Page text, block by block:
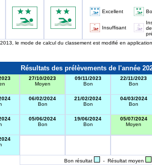
Excellent
Insuffisant
de
le mode de calcul du classement est modifié en
Résultats des prélèvements de l'année
27/10/2023
Moyen
09/11/2023
Bon
22/11/2023
Bon
06/02/2024
Bon
21/02/2024
Bon
04/03/2024
Bon
05/06/2024
Bon
19/06/2024
Bon
05/07/2024
Moyen
Bon résultat - Résultat moyen